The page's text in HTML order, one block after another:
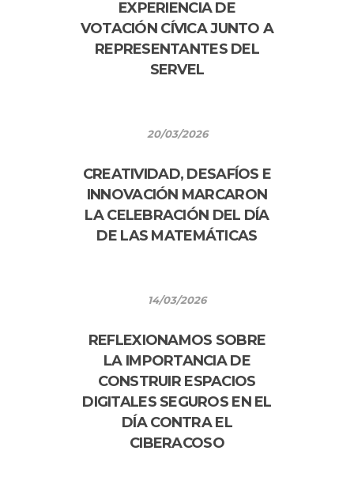
EXPERIENCIA DE
VOTACIÓN CÍVICA JUNTO A
REPRESENTANTES DEL
SERVEL
20/03/2026
CREATIVIDAD, DESAFÍOS E
INNOVACIÓN MARCARON
LA CELEBRACIÓN DEL DÍA
DE LAS MATEMÁTICAS
14/03/2026
REFLEXIONAMOS SOBRE
LA IMPORTANCIA DE
CONSTRUIR ESPACIOS
DIGITALES SEGUROS EN EL
DÍA CONTRA EL
CIBERACOSO